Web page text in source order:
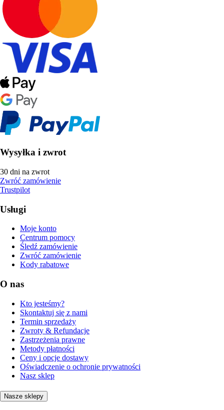
Wysyłka i zwrot
30 dni na zwrot
Zwróć zamówienie
Trustpilot
Usługi
Moje konto
Centrum pomocy
Śledź zamówienie
Zwróć zamówienie
Kody rabatowe
O nas
Kto jesteśmy?
Skontaktuj się z nami
Termin sprzedaży
Zwroty & Refundacje
Zastrzeżenia prawne
Metody płatności
Ceny i opcje dostawy
Oświadczenie o ochronie prywatności
Nasz sklep
Nasze sklepy